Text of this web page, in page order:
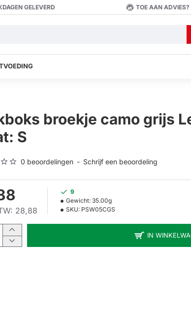
GELEVERD TOE AAN
broekje camo grijs
S
0 beoordelingen - Schrijf een beoordeling
28,88
9
Gewicht: 35.00g
SKU: PSW05CGS
IN